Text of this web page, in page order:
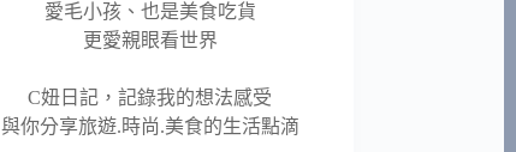
愛毛小孩、也是美食吃貨
更愛親眼看世界
C妞日記，記錄我的想法感受
與你分享旅遊.時尚.美食的生活點滴